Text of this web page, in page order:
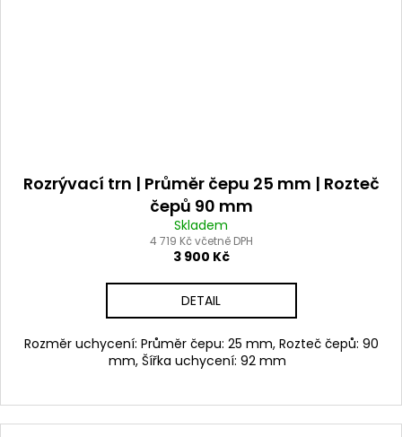
Rozrývací trn | Průměr čepu 25 mm | Rozteč
čepů 90 mm
Skladem
4 719 Kč včetně DPH
3 900 Kč
DETAIL
Rozměr uchycení: Průměr čepu: 25 mm, Rozteč čepů: 90
mm, Šířka uchycení: 92 mm